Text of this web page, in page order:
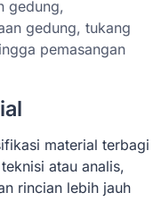
gedung,
gedung, tukang
pemasangan
material terbagi
atau analis,
rincian lebih jauh